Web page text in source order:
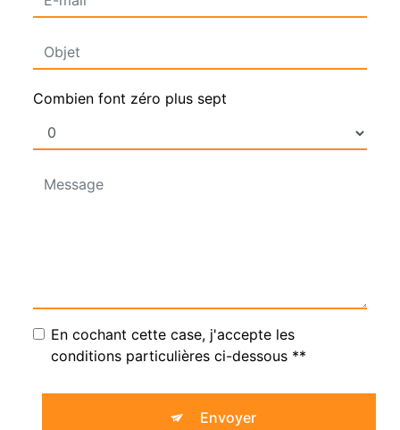
Combien font zéro plus sept
En cochant cette case, j'accepte les
conditions particulières ci-dessous **
Envoyer